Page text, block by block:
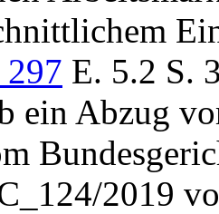
E. 5.2 S.
ein Abzug
2019